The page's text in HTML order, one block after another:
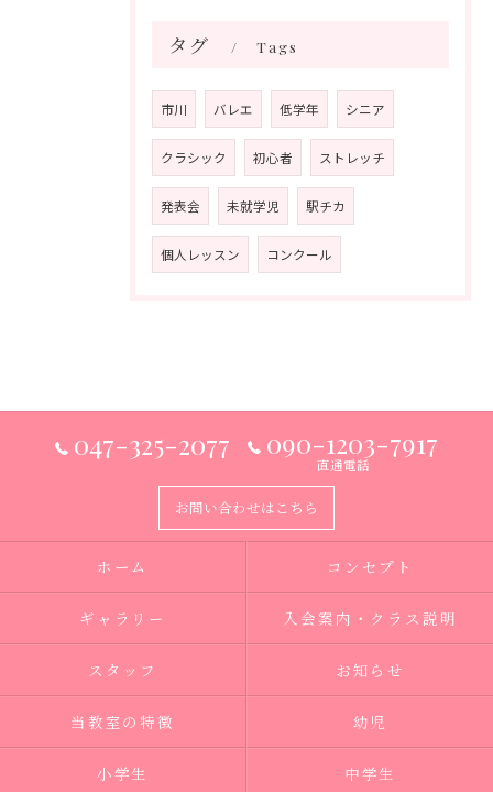
タグ Tags
市川 バレエ 低学年 シニア
クラシック 初心者 ストレッチ
発表会 未就学児 駅チカ
個人レッスン コンクール
047-325-2077 090-1203-7917
直通電話
お問い合わせはこちら
ホーム コンセプト
ギャラリー 入会案内・クラス説明
スタッフ お知らせ
当教室の特徴 幼児
小学生 中学生